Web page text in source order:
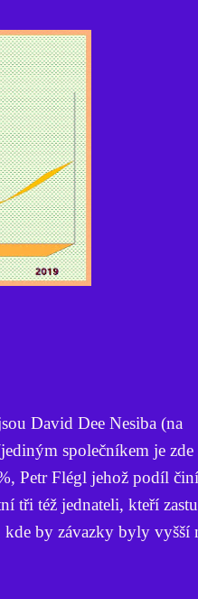
David Dee Nesiba (na
společníkem je zde
Petr Flégl jehož podíl
tři též jednateli, kteří
by závazky byly vyšší